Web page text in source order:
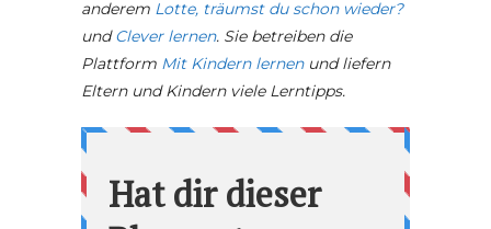
anderem Lotte, träumst du schon wieder?
undClever lernen. Sie betreiben die
Plattform Mit Kindern lernenund liefern
Eltern und Kindern viele Lerntipps.